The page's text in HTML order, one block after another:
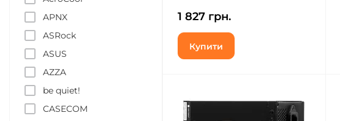
APNX
ASRock
ASUS
AZZA
be quiet!
CASECOM
1 827 грн.
Купити